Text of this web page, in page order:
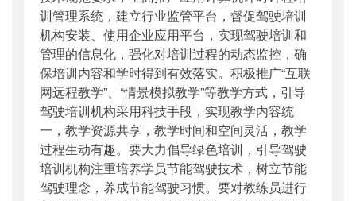
训管理系统，建立行业监管平台，督促驾驶培训
机构安装、使用企业应用平台，实现驾驶培训和
管理的信息化，强化对培训过程的动态监控，确
保培训内容和学时得到有效落实。积极推广“互联
网远程教学”、“情景模拟教学”等教学方式，引导
驾驶培训机构采用科技手段，实现教学内容统
一，教学资源共享，教学时间和空间灵活，教学
过程生动有趣。要大力倡导绿色培训，引导驾驶
培训机构注重培养学员节能驾驶技术，树立节能
驾驶理念，养成节能驾驶习惯。要对教练员进行